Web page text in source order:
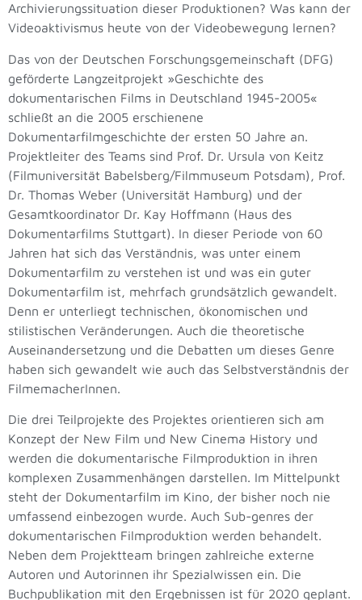
Archivierungssituation dieser Produktionen? Was kann der
Videoaktivismus heute von der Videobewegung lernen?
Das von der Deutschen Forschungsgemeinschaft (DFG)
geförderte Langzeitprojekt »Geschichte des
dokumentarischen Films in Deutschland 1945-2005«
schließt an die 2005 erschienene
Dokumentarfilmgeschichte der ersten 50 Jahre an.
Projektleiter des Teams sind Prof. Dr. Ursula von Keitz
(Filmuniversität Babelsberg/Filmmuseum Potsdam), Prof.
Dr. Thomas Weber (Universität Hamburg) und der
Gesamtkoordinator Dr. Kay Hoffmann (Haus des
Dokumentarfilms Stuttgart). In dieser Periode von 60
Jahren hat sich das Verständnis, was unter einem
Dokumentarfilm zu verstehen ist und was ein guter
Dokumentarfilm ist, mehrfach grundsätzlich gewandelt.
Denn er unterliegt technischen, ökonomischen und
stilistischen Veränderungen. Auch die theoretische
Auseinandersetzung und die Debatten um dieses Genre
haben sich gewandelt wie auch das Selbstverständnis der
FilmemacherInnen.
Die drei Teilprojekte des Projektes orientieren sich am
Konzept der New Film und New Cinema History und
werden die dokumentarische Filmproduktion in ihren
komplexen Zusammenhängen darstellen. Im Mittelpunkt
steht der Dokumentarfilm im Kino, der bisher noch nie
umfassend einbezogen wurde. Auch Sub-genres der
dokumentarischen Filmproduktion werden behandelt.
Neben dem Projektteam bringen zahlreiche externe
Autoren und Autorinnen ihr Spezialwissen ein. Die
Buchpublikation mit den Ergebnissen ist für 2020 geplant.